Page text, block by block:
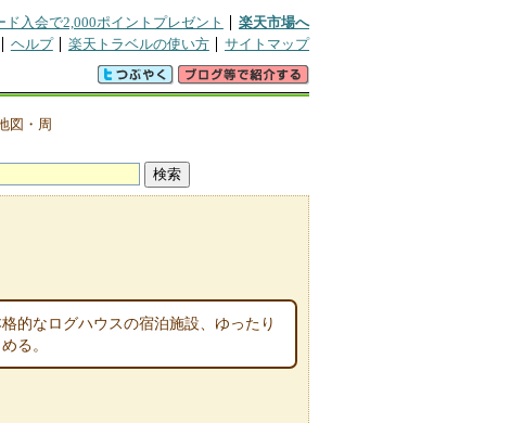
ド入会で2,000ポイントプレゼント
楽天市場へ
ヘルプ 楽天トラベルの使い方 サイトマップ
図・周
的なログハウスの宿泊施設、ゆったり
る。